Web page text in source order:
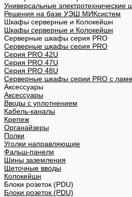
Универсальные электротехнические
Решения на базе УЭШ МИКсистем
Шкафы серверные и Колокейшн
Шкафы серверные и Колокейшн
Серверные шкафы серия PRO
Серверные шкафы серия PRO
Серия PRO 42U
Серия PRO 47U
Серия PRO 48U
Серверные шкафы серии PRO с
Аксессуары
Аксессуары
Вводы с уплотнением
Кабель-каналы
Крепеж
Органайзеры
Полки
Уголки направляющие
Фальш-панели
Шины заземления
Щеточные вводы
Колокейшн
Блоки розеток (PDU)
Блоки розеток (PDU)